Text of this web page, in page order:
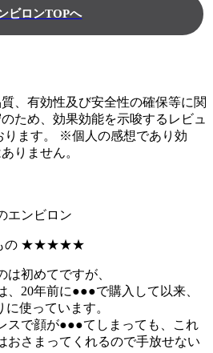
、有効性及び安全性の確保等に関
ため、効果効能を示唆するレビュ
ります。 ※個人の感想であり効
りません。
エンビロン
の ★★★★★
は初めてですが、
、20年前に●●●で購入して以来、
使っています。
スで顔が●●●てしまっても、これ
おさまってくれるので手放せない